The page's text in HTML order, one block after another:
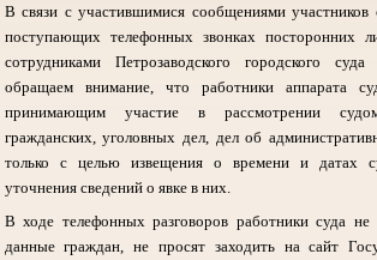
В связи с участившимися сообщениями участников
поступающих телефонных звонках посторонних
сотрудниками Петрозаводского городского
обращаем внимание, что работники аппарата
принимающим участие в рассмотрении судом
гражданских, уголовных дел, дел об
только с целью извещения о времени и датах
уточнения сведений о явке в них.
В ходе телефонных разговоров работники суда
данные граждан, не просят заходить на сайт